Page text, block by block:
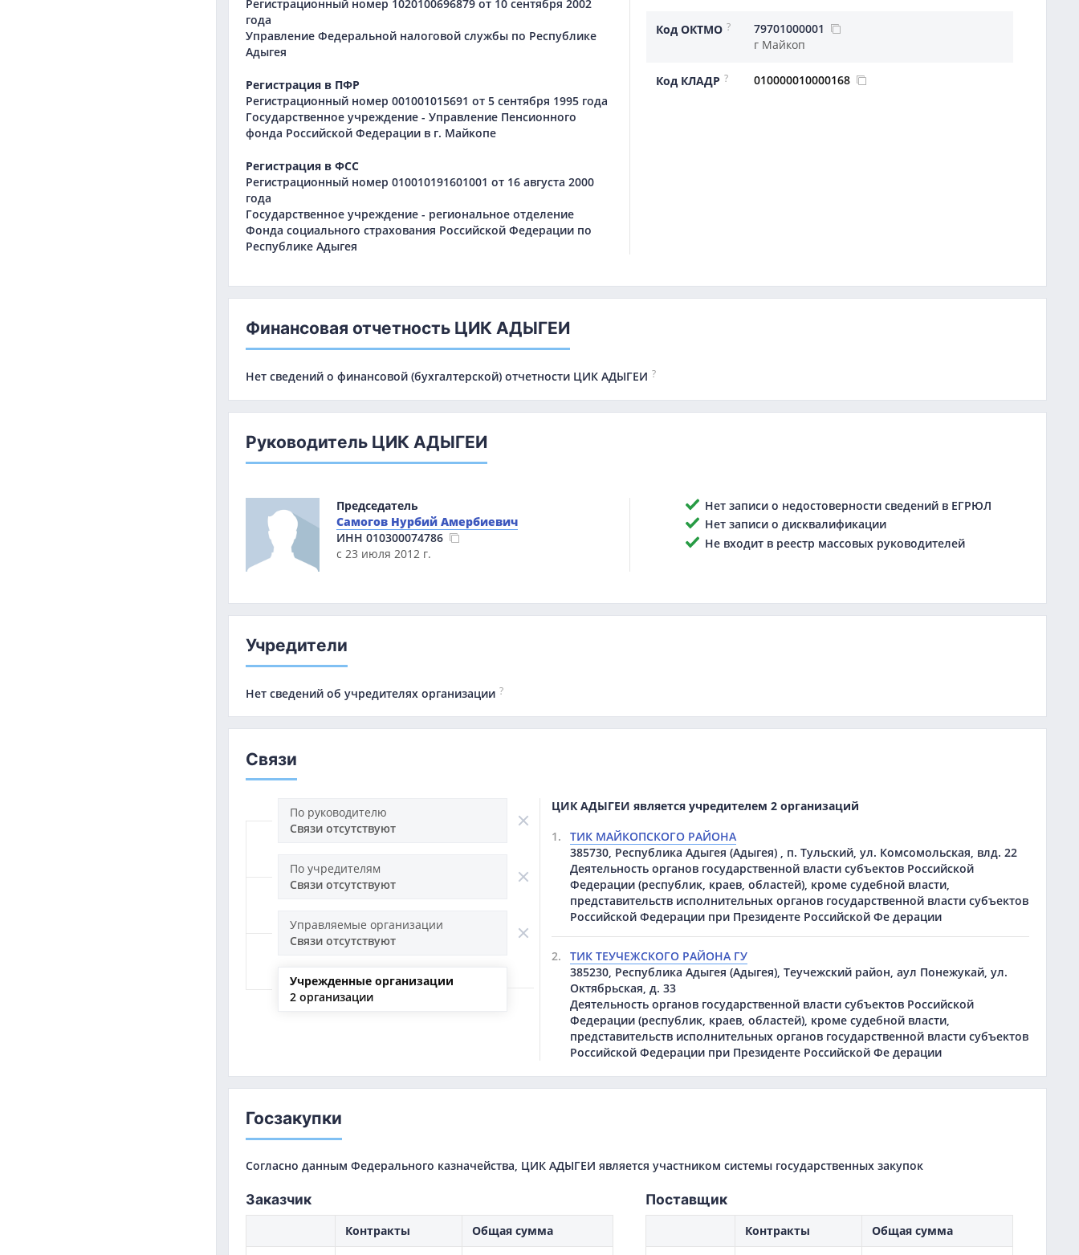
Регистрационный номер 1020100696879 от 10 сентября 2002
года
Управление Федеральной налоговой службы по Республике
Адыгея
Регистрация в ПФР
Регистрационный номер 001001015691 от 5 сентября 1995 года
Государственное учреждение - Управление Пенсионного
фонда Российской Федерации в г. Майкопе
Регистрация в ФСС
Регистрационный номер 010010191601001 от 16 августа 2000
года
Государственное учреждение - региональное отделение
Фонда социального страхования Российской Федерации по
Республике Адыгея
Код ОКТМО ?
79701000001
г Майкоп
Код КЛАДР ? 010000010000168
Финансовая отчетность ЦИК АДЫГЕИ
Нет сведений о финансовой (бухгалтерской) отчетности ЦИК АДЫГЕИ ?
Руководитель ЦИК АДЫГЕИ
Председатель
Самогов Нурбий Амербиевич
ИНН 010300074786
с 23 июля 2012 г.
Нет записи о недостоверности сведений в ЕГРЮЛ
Нет записи о дисквалификации
Не входит в реестр массовых руководителей
Учредители
Нет сведений об учредителях организации ?
Связи
По руководителю
Связи отсутствуют
По учредителям
Связи отсутствуют
Управляемые организации
Связи отсутствуют
Учрежденные организации
2 организации
ЦИК АДЫГЕИ является учредителем 2 организаций
1.
ТИК МАЙКОПСКОГО РАЙОНА
385730, Республика Адыгея (Адыгея) , п. Тульский, ул. Комсомольская, влд. 22
Деятельность органов государственной власти субъектов Российской
Федерации (республик, краев, областей), кроме судебной власти,
представительств исполнительных органов государственной власти субъектов
Российской Федерации при Президенте Российской Фе дерации
2.
ТИК ТЕУЧЕЖСКОГО РАЙОНА ГУ
385230, Республика Адыгея (Адыгея), Теучежский район, аул Понежукай, ул.
Октябрьская, д. 33
Деятельность органов государственной власти субъектов Российской
Федерации (республик, краев, областей), кроме судебной власти,
представительств исполнительных органов государственной власти субъектов
Российской Федерации при Президенте Российской Фе дерации
Госзакупки
Согласно данным Федерального казначейства, ЦИК АДЫГЕИ является участником системы государственных закупок
Заказчик
Контракты Общая сумма
Поставщик
Контракты Общая сумма